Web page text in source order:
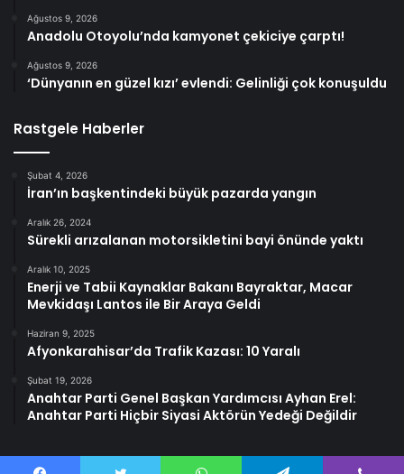
Ağustos 9, 2026
Anadolu Otoyolu’nda kamyonet çekiciye çarptı!
Ağustos 9, 2026
‘Dünyanın en güzel kızı’ evlendi: Gelinliği çok konuşuldu
Rastgele Haberler
Şubat 4, 2026
İran’ın başkentindeki büyük pazarda yangın
Aralık 26, 2024
Sürekli arızalanan motorsikletini bayi önünde yaktı
Aralık 10, 2025
Enerji ve Tabii Kaynaklar Bakanı Bayraktar, Macar
Mevkidaşı Lantos ile Bir Araya Geldi
Haziran 9, 2025
Afyonkarahisar’da Trafik Kazası: 10 Yaralı
Şubat 19, 2026
Anahtar Parti Genel Başkan Yardımcısı Ayhan Erel:
Anahtar Parti Hiçbir Siyasi Aktörün Yedeği Değildir